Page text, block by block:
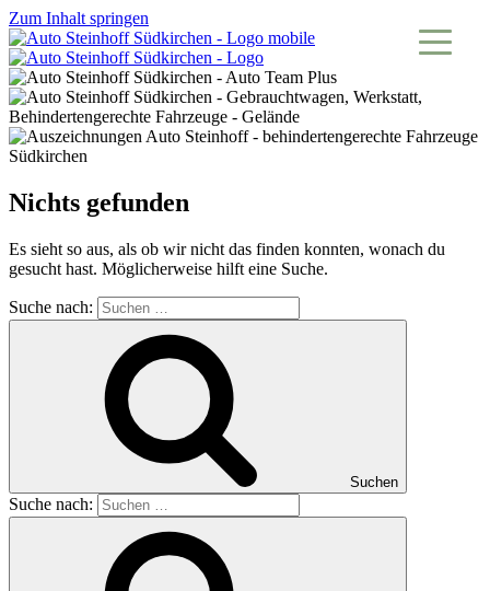
Zum Inhalt springen
Nichts gefunden
Es sieht so aus, als ob wir nicht das finden konnten, wonach du
gesucht hast. Möglicherweise hilft eine Suche.
Suche nach:
Suchen
Suche nach: